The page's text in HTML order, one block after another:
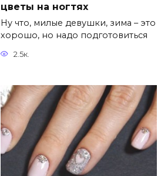
цветы на ногтях
Ну что, милые девушки, зима – это
хорошо, но надо подготовиться
2.5к.